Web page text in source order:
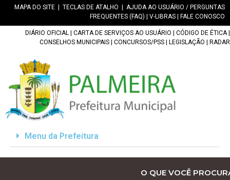
MAPA DO SITE TECLAS DE ATALHO
AJUDA AO USUÁRIO / PERGUNTAS
FREQUENTES (FAQ)
V-LIBRAS FALE CONOSCO
DIÁRIO OFICIAL CARTA DE SERVIÇOS AO USUÁRIO CÓDIGO DE ÉTICA|
CONSELHOS MUNICIPAIS
CONCURSOS/PSS LEGISLAÇÃO RADAR
Menu da Prefeitura
O QUE VOCÊ